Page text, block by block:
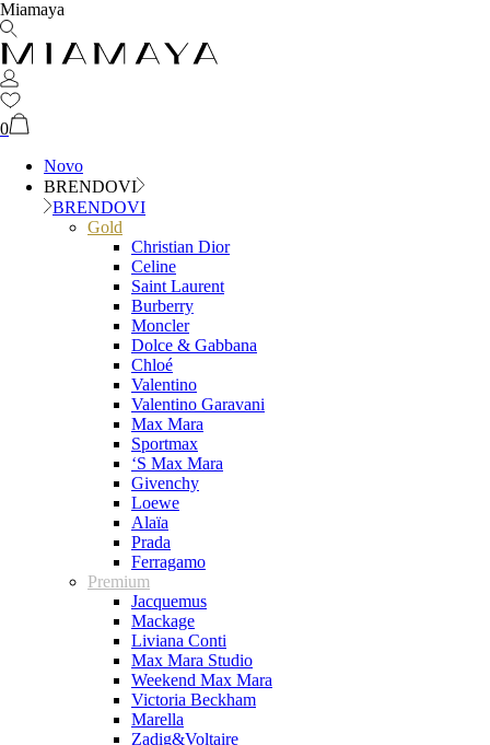
Miamaya
0
Novo
BRENDOVI
BRENDOVI
Gold
Christian Dior
Celine
Saint Laurent
Burberry
Moncler
Dolce & Gabbana
Chloé
Valentino
Valentino Garavani
Max Mara
Sportmax
‘S Max Mara
Givenchy
Loewe
Alaïa
Prada
Ferragamo
Premium
Jacquemus
Mackage
Liviana Conti
Max Mara Studio
Weekend Max Mara
Victoria Beckham
Marella
Zadig&Voltaire